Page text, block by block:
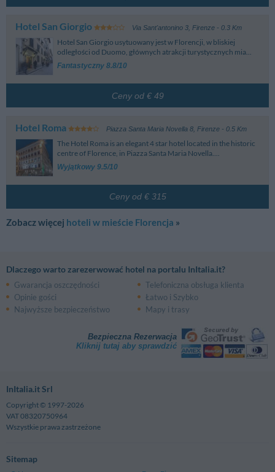
Hotel San Giorgio Via Sant'antonino 3, Firenze- 0.3 Km
Hotel San Giorgio usytuowany jest w Florencji, w bliskiej
odległości od Duomo, głównych atrakcji turystycznych mia...
Fantastyczny 8.8/10
Ceny od € 49
Hotel Roma Piazza Santa Maria Novella 8, Firenze- 0.5 Km
The Hotel Roma is an elegant 4 star hotel located in the historic
centre of Florence, in Piazza Santa Maria Novella....
Wyjątkowy 9.5/10
Ceny od € 315
Zobacz więcej hoteli w mieście Florencja »
Dlaczego warto zarezerwować hotel na portalu InItalia.it?
Gwarancja oszczędności
Telefoniczna obsługa klienta
Opinie gości
Łatwo i Szybko
Najwyższe bezpieczeństwo
Mapy i trasy
Bezpieczna Rezerwacja
Kliknij tutaj aby sprawdzić
InItalia.it Srl
Copyright © 1997-2026
VAT 08320750964
Wszystkie prawa zastrzeżone
Sitemap